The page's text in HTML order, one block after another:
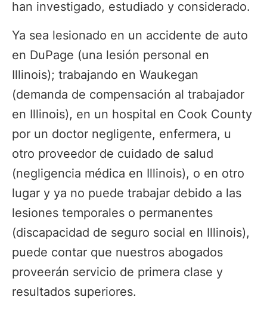
han investigado, estudiado y considerado.
Ya sea lesionado en un accidente de auto
en DuPage (una lesión personal en
Illinois); trabajando en Waukegan
(demanda de compensación al trabajador
en Illinois), en un hospital en Cook County
por un doctor negligente, enfermera, u
otro proveedor de cuidado de salud
(negligencia médica en Illinois), o en otro
lugar y ya no puede trabajar debido a las
lesiones temporales o permanentes
(discapacidad de seguro social en Illinois),
puede contar que nuestros abogados
proveerán servicio de primera clase y
resultados superiores.